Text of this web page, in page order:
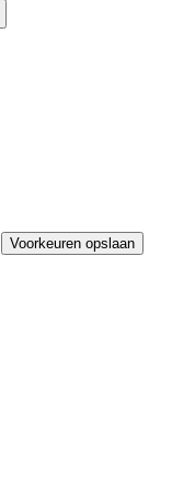
Voorkeuren opslaan